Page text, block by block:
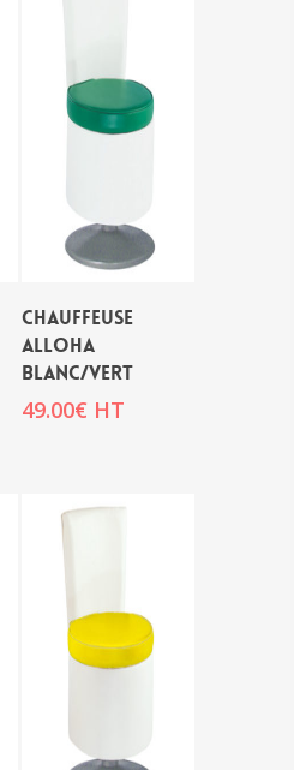
CHAUFFEUSE
ALLOHA
BLANC/VERT
49.00€ HT